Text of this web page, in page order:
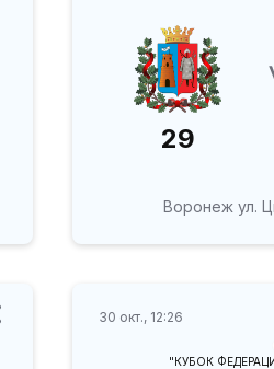
29
Воронеж ул.
30 окт., 12:26
"КУБОК